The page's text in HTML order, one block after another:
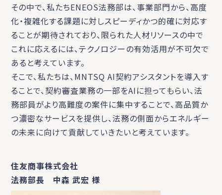
その中で、私たちENEOS法務部は、事業部門から、高度
化・複雑化する課題に対しスピーディかつ的確に対応す
ることが期待されており、限られた人材リソースの中で
これに応えるには、テクノロジーの有効活用が不可欠で
あると考えています。
そこで、私たちは、MNTSQ AI契約アシスタントを導入す
ることで、契約審査業務の一部をAIに担ってもらい、法
務部員がより高難度の案件に集中することで、高品質か
つ濃密なサービスを提供し、法務の側面からエネルギー
の未来に向けて貢献していきたいと考えています。
住友商事株式会社
法務部長 中森 武宏 様